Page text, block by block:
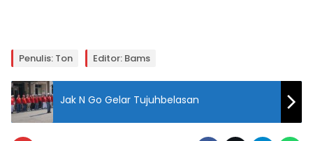
Penulis: Ton Editor: Bams
Jak N Go Gelar Tujuhbelasan